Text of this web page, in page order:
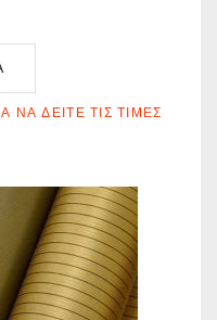
ΝΑ ΔΕΊΤΕ ΤΙΣ ΤΙΜΈΣ